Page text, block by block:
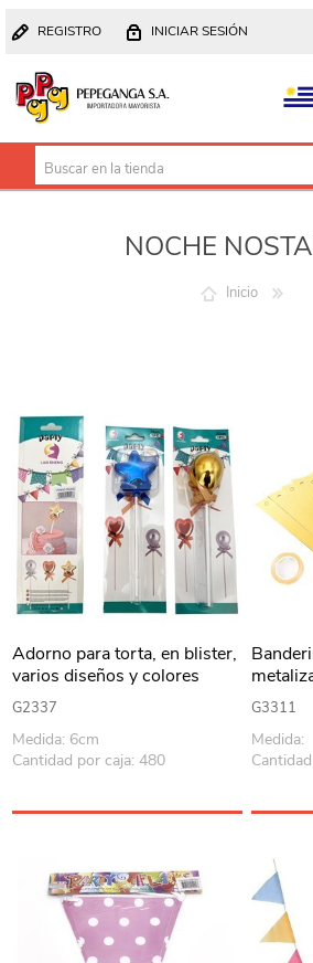
REGISTRO INICIAR SESIÓN
NOCHE
Inicio
Adorno para torta, en blister,
varios diseños y colores
G2337
Medida: 6cm
Cantidad por caja: 480
diseños
G3311
Medida: